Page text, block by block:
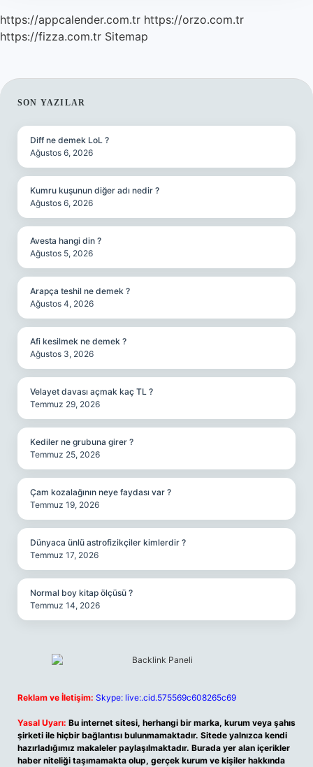
https://appcalender.com.tr https://orzo.com.tr
https://fizza.com.tr Sitemap
SIDEBAR
SON YAZILAR
Diff ne demek LoL ?
Ağustos 6, 2026
Kumru kuşunun diğer adı nedir ?
Ağustos 6, 2026
Avesta hangi din ?
Ağustos 5, 2026
Arapça teshil ne demek ?
Ağustos 4, 2026
Afi kesilmek ne demek ?
Ağustos 3, 2026
Velayet davası açmak kaç TL ?
Temmuz 29, 2026
Kediler ne grubuna girer ?
Temmuz 25, 2026
Çam kozalağının neye faydası var ?
Temmuz 19, 2026
Dünyaca ünlü astrofizikçiler kimlerdir ?
Temmuz 17, 2026
Normal boy kitap ölçüsü ?
Temmuz 14, 2026
Reklam ve İletişim: Skype: live:.cid.575569c608265c69
Yasal Uyarı: Bu internet sitesi, herhangi bir marka, kurum veya şahıs
şirketi ile hiçbir bağlantısı bulunmamaktadır. Sitede yalnızca kendi
hazırladığımız makaleler paylaşılmaktadır. Burada yer alan içerikler
haber niteliği taşımamakta olup, gerçek kurum ve kişiler hakkında